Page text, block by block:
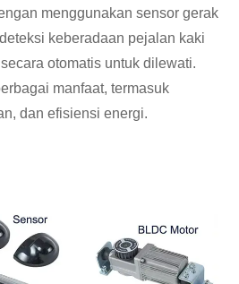
menggunakan sensor gerak
keberadaan pejalan kaki
otomatis untuk dilewati.
manfaat, termasuk
dan efisiensi energi.